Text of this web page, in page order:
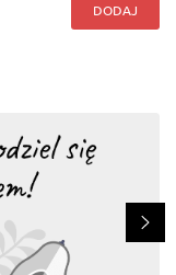
Odpowiedz
Odpowiedz
Odpowiedz
DODAJ